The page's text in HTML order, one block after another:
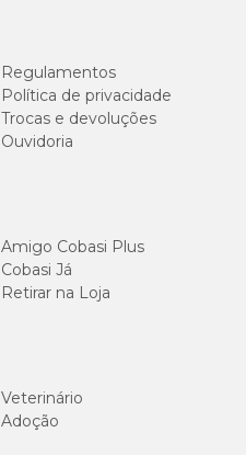
Regulamentos
Política de privacidade
Trocas e devoluções
Ouvidoria
Amigo Cobasi Plus
Cobasi Já
Retirar na Loja
Veterinário
Adoção